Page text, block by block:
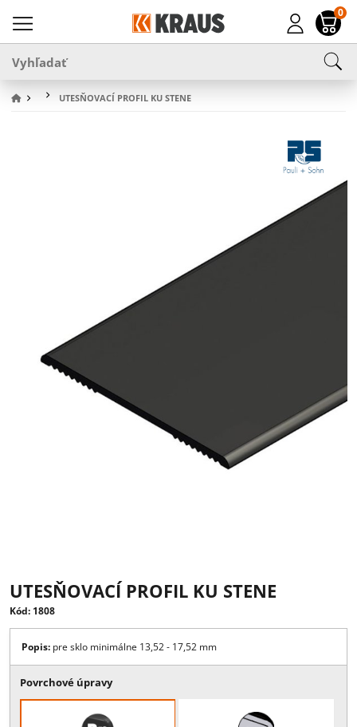
0
UTESŇOVACÍ PROFIL KU STENE
UTESŇOVACÍ PROFIL KU STENE
Kód: 1808
pre sklo minimálne 13,52 - 17,52 mm